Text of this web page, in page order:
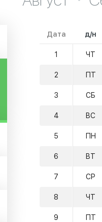
Дата д/н
1 ЧТ
2 ПТ
3 СБ
4 ВС
5 ПН
6 ВТ
7 СР
8 ЧТ
9 ПТ